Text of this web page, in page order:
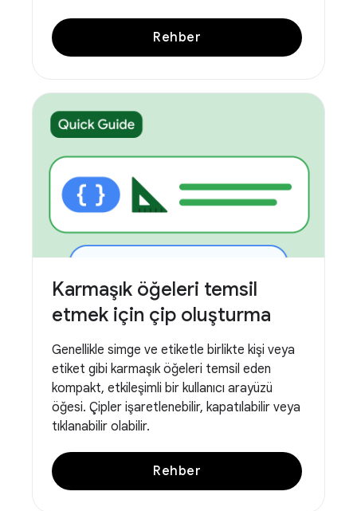
Rehber
Karmaşık öğeleri temsil
etmek için çip oluşturma
Genellikle simge ve etiketle birlikte kişi veya
etiket gibi karmaşık öğeleri temsil eden
kompakt, etkileşimli bir kullanıcı arayüzü
öğesi. Çipler işaretlenebilir, kapatılabilir veya
tıklanabilir olabilir.
Rehber